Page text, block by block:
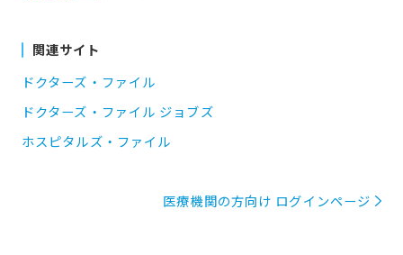
関連サイト
ドクターズ・ファイル
ドクターズ・ファイル ジョブズ
ホスピタルズ・ファイル
医療機関の方向け ログインページ